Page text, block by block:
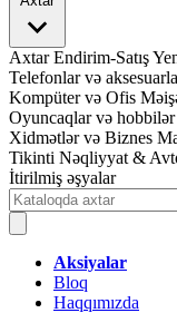
Axtar Endirim-Satış
Telefonlar və
Kompüter və Ofis
Oyuncaqlar və hobbilər
Xidmətlər və Biznes
Tikinti Nəqliyyat &
İtirilmiş əşyalar
Aksiyalar
Bloq
Haqqımızda